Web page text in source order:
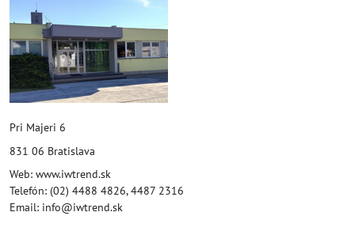
Pri Majeri 6
831 06 Bratislava
Web: www.iwtrend.sk
Telefón: (02) 4488 4826, 4487 2316
Email: info@iwtrend.sk